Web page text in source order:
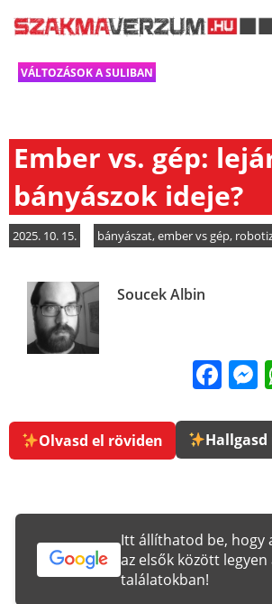
VÁLTOZÁSOK A SULIBAN
Ember vs. gép:
bányászok ideje?
2025. 10. 15. bányászat,ember vs gép,
Soucek Albin
Olvasd el röviden Hallgasd
Itt állíthatod be, hogy
az elsők között legyen
találatokban!